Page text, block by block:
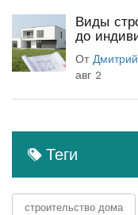
Виды
до
От
авг 2
Теги
строительство дома